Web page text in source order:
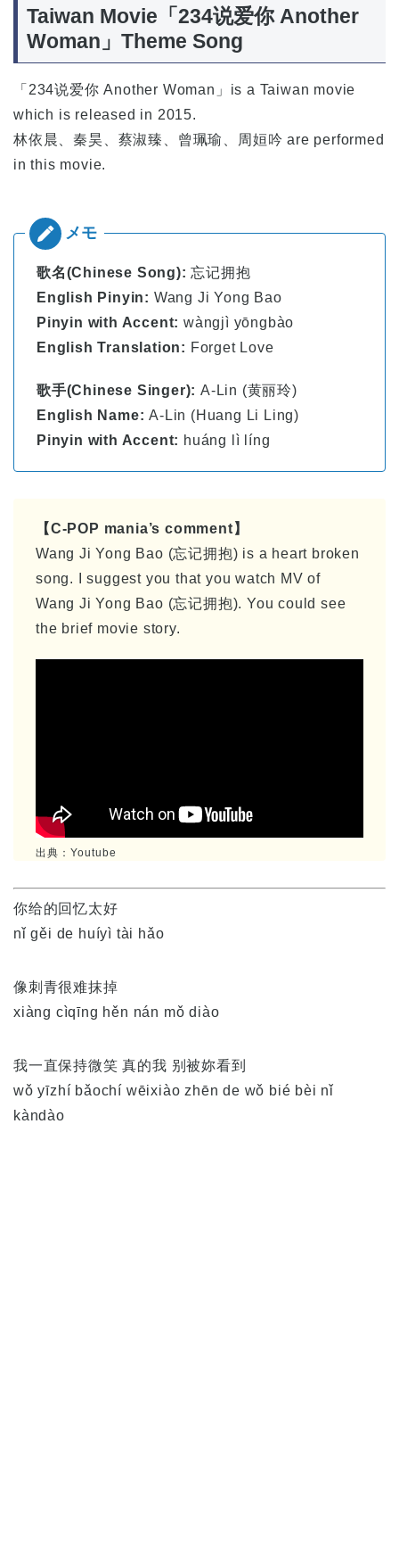
Taiwan Movie「234说爱你 Another
Woman」Theme Song
「234说爱你 Another Woman」is a Taiwan movie
which is released in 2015.
林依晨、秦昊、蔡淑臻、曾珮瑜、周姮吟 are performed
in this movie.
歌名(Chinese Song):忘记拥抱
English Pinyin: Wang Ji Yong Bao
Pinyin with Accent: wàngjì yōngbào
English Translation: Forget Love
歌手(Chinese Singer): A-Lin (黄丽玲)
English Name:A-Lin (Huang Li Ling)
Pinyin with Accent: huáng lì líng
【C-POP mania’s comment】
Wang Ji Yong Bao (忘记拥抱) is a heart broken
song. I suggest you that you watch MV of
Wang Ji Yong Bao (忘记拥抱). You could see
the brief movie story.
出典：Youtube
你给的回忆太好
nǐ gěi de huíyì tài hǎo
像刺青很难抹掉
xiàng cìqīng hěn nán mǒ diào
我一直保持微笑 真的我 别被妳看到
wǒ yīzhí bǎochí wēixiào zhēn de wǒ bié bèi nǐ
kàndào